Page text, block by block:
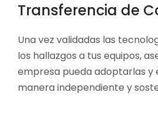
Transferencia de
Una vez validadas las
los hallazgos a tus equipos,
empresa pueda adoptarlas y
manera independiente y